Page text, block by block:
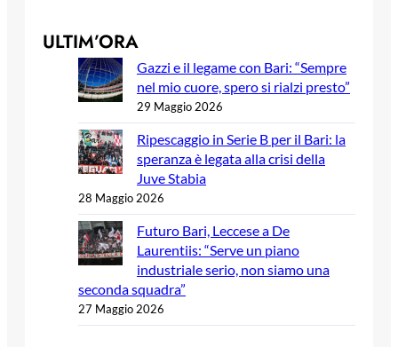
ULTIM’ORA
Gazzi e il legame con Bari: “Sempre
nel mio cuore, spero si rialzi presto”
29 Maggio 2026
Ripescaggio in Serie B per il Bari: la
speranza è legata alla crisi della
Juve Stabia
28 Maggio 2026
Futuro Bari, Leccese a De
Laurentiis: “Serve un piano
industriale serio, non siamo una
seconda squadra”
27 Maggio 2026